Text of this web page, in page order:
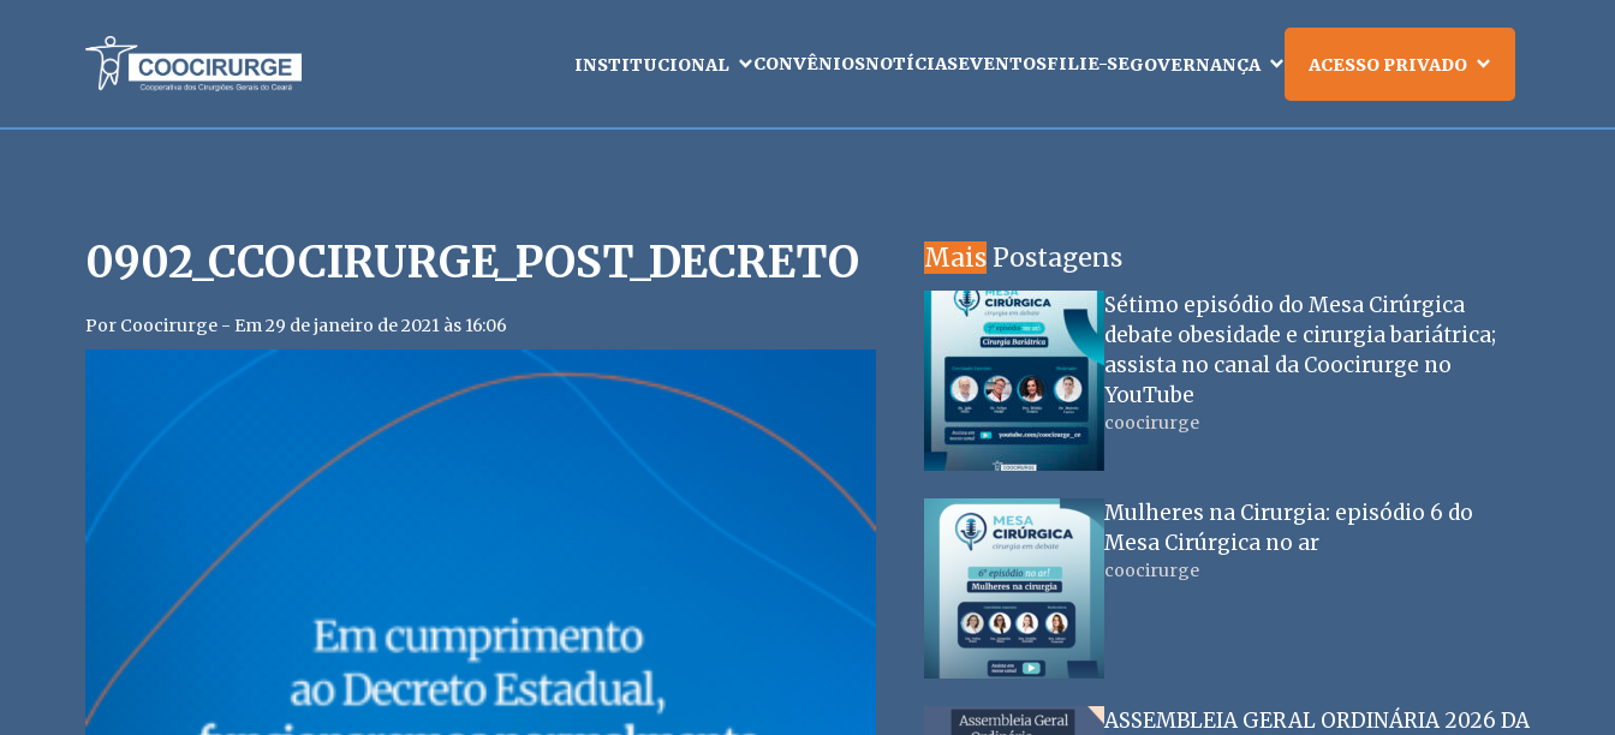
INSTITUCIONAL CONVÊNIOSNOTÍCIASEVENTOSFILIE-SEGOVERNANÇA ACESSO PRIVADO
0902_CCOCIRURGE_POST_DECRETO
Por Coocirurge - Em 29 de janeiro de 2021 às 16:06
Mais Postagens
Sétimo episódio do Mesa Cirúrgica
debate obesidade e cirurgia bariátrica;
assista no canal da Coocirurge no
YouTube
coocirurge
Mulheres na Cirurgia: episódio 6 do
Mesa Cirúrgica no ar
coocirurge
ASSEMBLEIA GERAL ORDINÁRIA 2026 DA